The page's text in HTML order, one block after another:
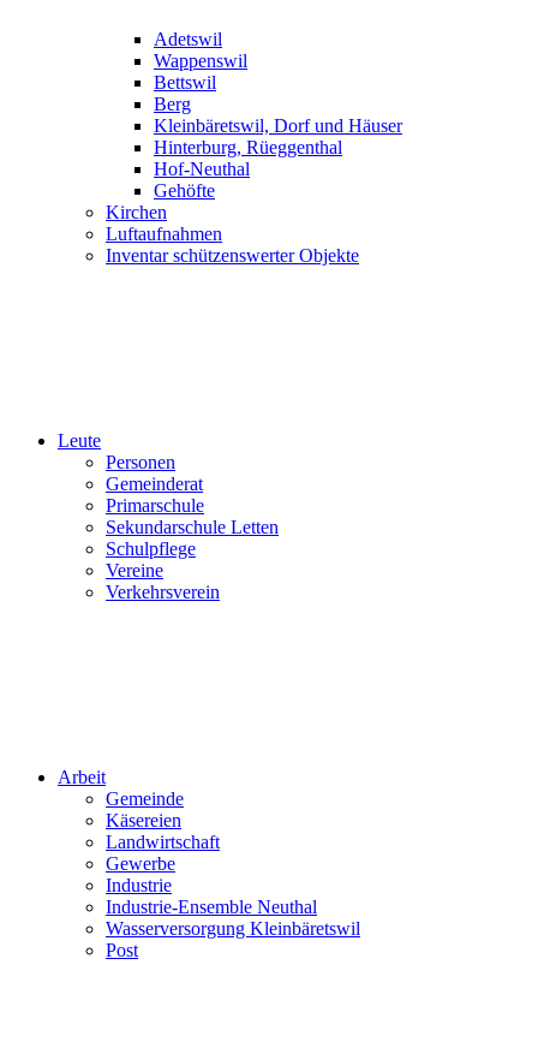
Adetswil
Wappenswil
Bettswil
Berg
Kleinbäretswil, Dorf und Häuser
Hinterburg, Rüeggenthal
Hof-Neuthal
Gehöfte
Kirchen
Luftaufnahmen
Inventar schützenswerter Objekte
Leute
Personen
Gemeinderat
Primarschule
Sekundarschule Letten
Schulpflege
Vereine
Verkehrsverein
Arbeit
Gemeinde
Käsereien
Landwirtschaft
Gewerbe
Industrie
Industrie-Ensemble Neuthal
Wasserversorgung Kleinbäretswil
Post